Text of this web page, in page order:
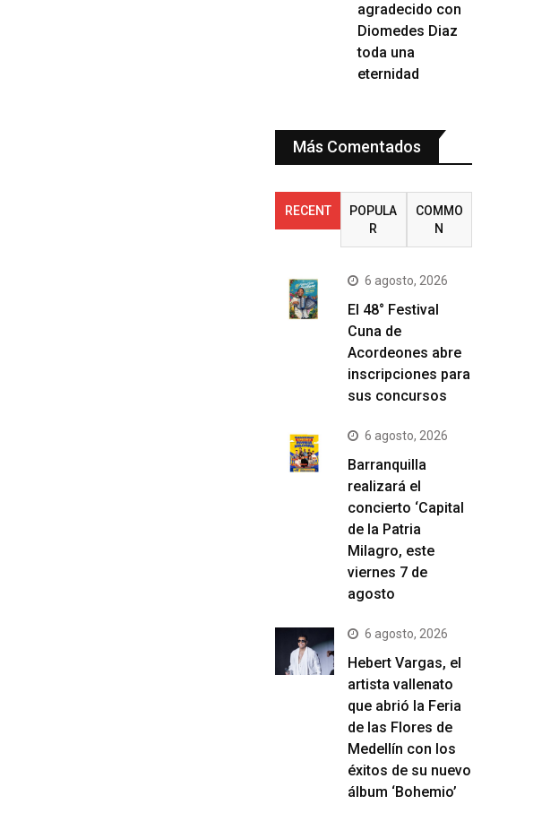
agradecido con
Diomedes Diaz
toda una
eternidad
Más Comentados
RECENT
POPULA
R
COMMO
N
6 agosto, 2026
El 48° Festival
Cuna de
Acordeones abre
inscripciones para
sus concursos
6 agosto, 2026
Barranquilla
realizará el
concierto ‘Capital
de la Patria
Milagro, este
viernes 7 de
agosto
6 agosto, 2026
Hebert Vargas, el
artista vallenato
que abrió la Feria
de las Flores de
Medellín con los
éxitos de su nuevo
álbum ‘Bohemio’